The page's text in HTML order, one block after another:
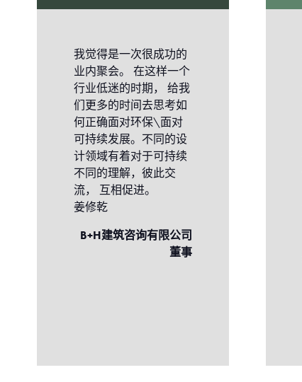
我觉得是一次很成功的
业内聚会。 在这样一个
行业低迷的时期， 给我
们更多的时间去思考如
何正确面对环保\面对
可持续发展。不同的设
计领域有着对于可持续
不同的理解，彼此交
流， 互相促进。
姜修乾
B+H建筑咨询有限公司
董事